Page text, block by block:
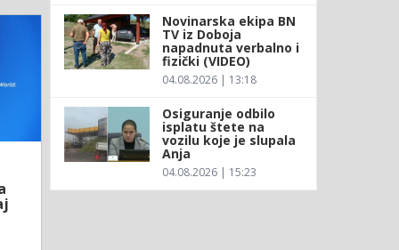
Novinarska ekipa BN
TV iz Doboja
napadnuta verbalno i
fizički (VIDEO)
04.08.2026 | 13:18
Osiguranje odbilo
isplatu štete na
vozilu koje je slupala
Anja
04.08.2026 | 15:23